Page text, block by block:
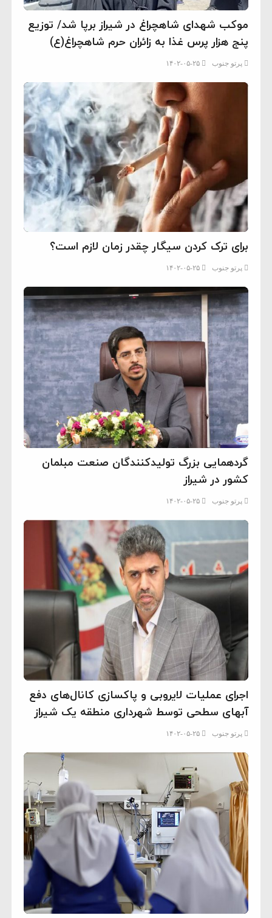
موکب شهدای شاهچراغ در شیراز برپا شد/ توزیع
پنج هزار پرس غذا به زائران حرم شاهچراغ(ع)
پرتو جنوب ۱۴۰۲-۰۵-۲۵
برای ترک کردن سیگار چقدر زمان لازم است؟
پرتو جنوب ۱۴۰۲-۰۵-۲۵
گردهمایی بزرگ تولیدکنندگان صنعت مبلمان
کشور در شیراز
پرتو جنوب ۱۴۰۲-۰۵-۲۵
اجرای عملیات لایروبی و پاکسازی کانال‌های دفع
آبهای سطحی توسط شهرداری منطقه یک شیراز
پرتو جنوب ۱۴۰۲-۰۵-۲۵